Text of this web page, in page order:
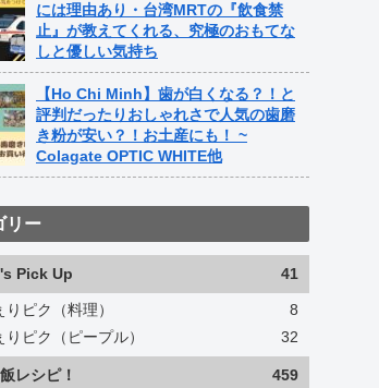
には理由あり・台湾MRTの『飲食禁
止』が教えてくれる、究極のおもてな
しと優しい気持ち
【Ho Chi Minh】歯が白くなる？！と
評判だったりおしゃれさで人気の歯磨
き粉が安い？！お土産にも！ ~
Colagate OPTIC WHITE他
リー
Pick Up 41
りピク（料理）
8
りピク（ピープル）
32
レシピ！ 459